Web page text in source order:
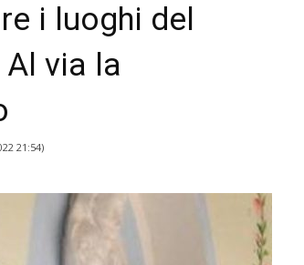
i luoghi del
via la
21:54)